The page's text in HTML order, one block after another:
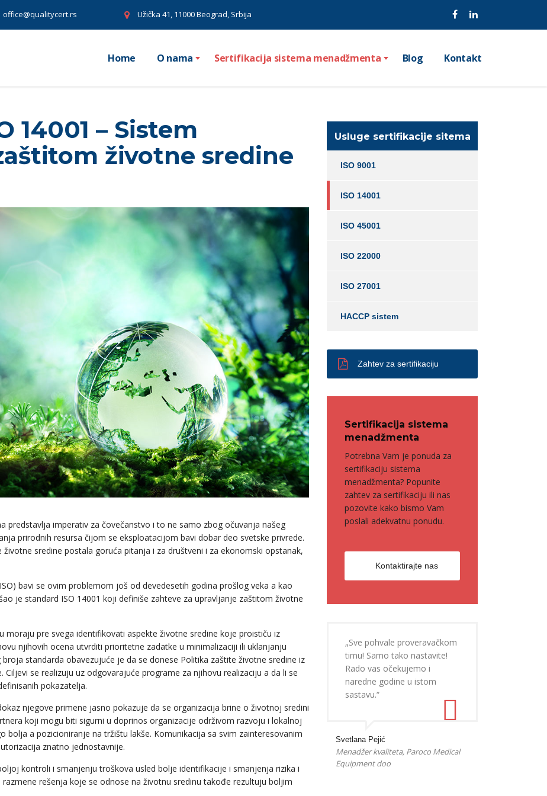
office@qualitycert.rs Užička 41, 11000 Beograd, Srbija
Home O nama Sertifikacija sistema menadžmenta Blog Kontakt
14001 – Sistem
životne sredine
predstavlja imperativ za čovečanstvo i to ne samo zbog očuvanja našeg
prirodnih resursa čijom se eksploatacijom bavi dobar deo svetske privrede.
sredine postala goruća pitanja i za društveni i za ekonomski opstanak,
bavi se ovim problemom još od devedesetih godina prošlog veka a kao
je standard ISO 14001 koji definiše zahteve za upravljanje zaštitom životne
moraju pre svega identifikovati aspekte životne sredine koje proističu iz
njihovih ocena utvrditi prioritetne zadatke u minimalizaciji ili uklanjanju
standarda obavezujuće je da se donese Politika zaštite životne sredine iz
se realizuju uz odgovarajuće programe za njihovu realizaciju a da li se
pokazatelja.
njegove primene jasno pokazuje da se organizacija brine o životnoj sredini
koji mogu biti sigurni u doprinos organizacije održivom razvoju i lokalnoj
bolja a pozicioniranje na tržištu lakše. Komunikacija sa svim zainteresovanim
znatno jednostavnije.
kontroli i smanjenju troškova usled bolje identifikacije i smanjenja rizika i
rešenja koje se odnose na životnu sredinu takođe rezultuju boljim
Usluge sertifikacije sitema
ISO 9001
ISO 14001
ISO 45001
ISO 22000
ISO 27001
HACCP sistem
Zahtev za sertifikaciju
Sertifikacija sistema
menadžmenta
Potrebna Vam je ponuda za
sertifikaciju sistema
menadžmenta? Popunite
zahtev za sertifikaciju ili nas
pozovite kako bismo Vam
poslali adekvatnu ponudu.
Kontaktirajte nas
„Sve pohvale proveravačkom
timu! Samo tako nastavite!
Rado vas očekujemo i
naredne godine u istom
sastavu.“
Svetlana Pejić
Menadžer kvaliteta, Paroco Medical
Equipment doo